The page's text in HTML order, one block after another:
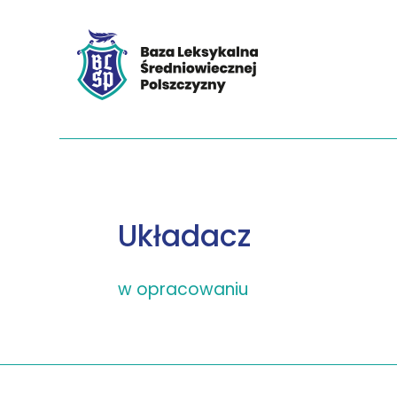
Układacz
w opracowaniu